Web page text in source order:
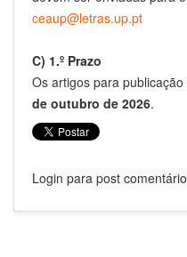
ceaup@letras.up.pt
C) 1.º Prazo
Os artigos para
de outubro de 2026.
Login para post